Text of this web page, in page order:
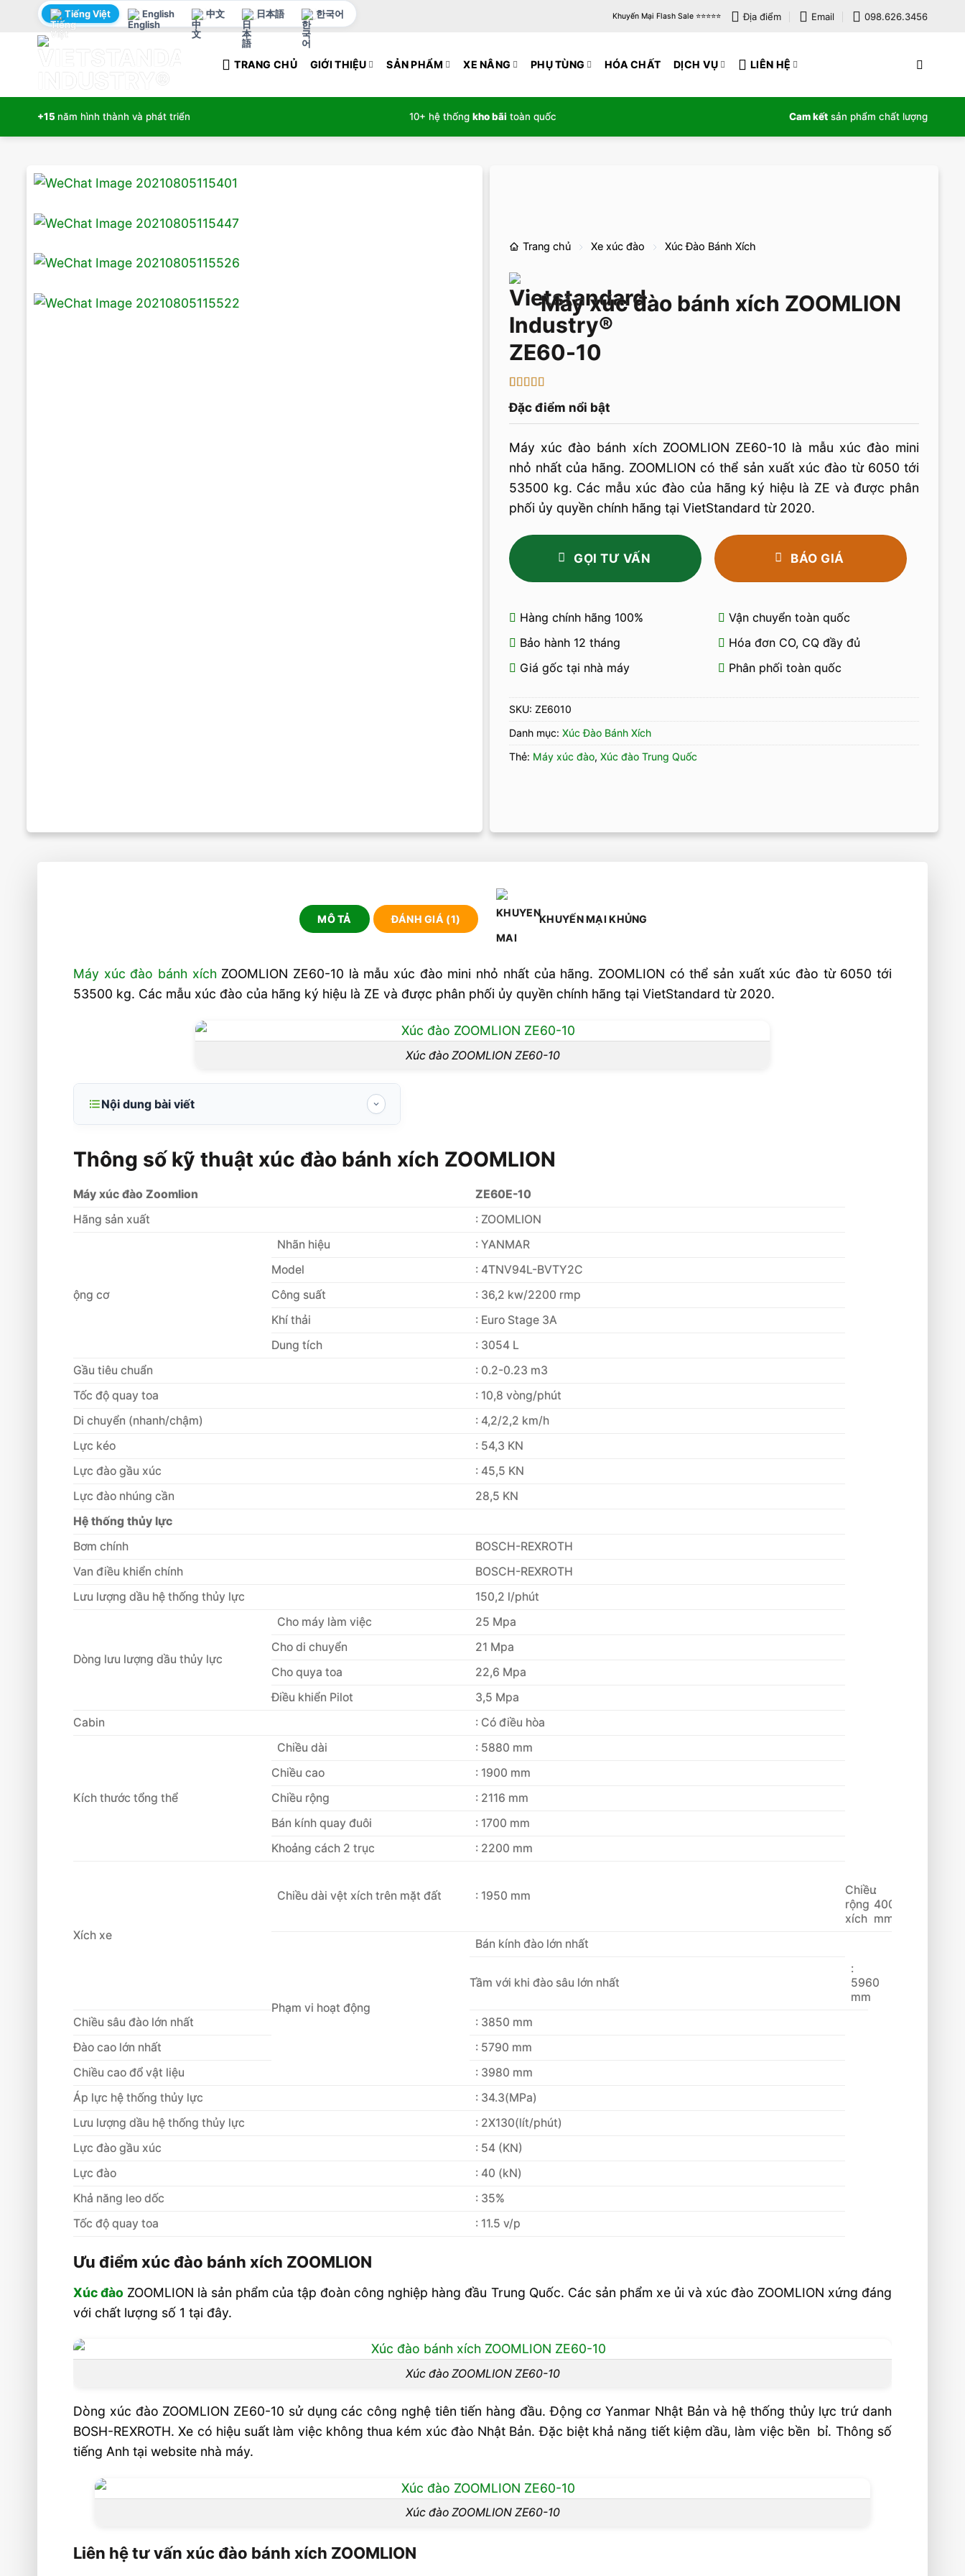
Tiếng Việt English 中文 日本語 한국어 Khuyến Mại Flash Sale ⭐️⭐️⭐️⭐️⭐️ Địa điểm Email 098.626.3456
TRANG CHỦ GIỚI THIỆU SẢN PHẨM XE NÂNG PHỤ TÙNG HÓA CHẤT DỊCH VỤ LIÊN HỆ
+15 năm hình thành và phát triển 10+ hệ thống kho bãi toàn quốc Cam kết sản phẩm chất lượng
Trang chủ Xe xúc đào Xúc Đào Bánh Xích
Máy xúc đào bánh xích ZOOMLION
ZE60-10
trên 5 dựa
trênđánh
giá
Đặc điểm nổi bật
Máy xúc đào bánh xích ZOOMLION ZE60-10 là mẫu xúc đào mini
nhỏ nhất của hãng. ZOOMLION có thể sản xuất xúc đào từ 6050 tới
53500 kg. Các mẫu xúc đào của hãng ký hiệu là ZE và được phân
phối ủy quyền chính hãng tại VietStandard từ 2020.
GỌI TƯ VẤN BÁO GIÁ
Hàng chính hãng 100%
Vận chuyển toàn quốc
Bảo hành 12 tháng
Hóa đơn CO, CQ đầy đủ
Giá gốc tại nhà máy
Phân phối toàn quốc
SKU: ZE6010
Danh mục: Xúc Đào Bánh Xích
Thẻ: Máy xúc đào, Xúc đào Trung Quốc
MÔ TẢ ĐÁNH GIÁ (1) KHUYẾN MẠI KHỦNG
Máy xúc đào bánh xích ZOOMLION ZE60-10 là mẫu xúc đào mini nhỏ nhất của hãng. ZOOMLION có thể sản xuất xúc đào từ 6050 tới
53500 kg. Các mẫu xúc đào của hãng ký hiệu là ZE và được phân phối ủy quyền chính hãng tại VietStandard từ 2020.
Xúc đào ZOOMLION ZE60-10
Nội dung bài viết
Ưu điểm xúc đào bánh xích ZOOMLION
Liên hệ tư vấn xúc đào bánh xích ZOOMLION
Video tham khảo xúc đào bánh xích ZOOMLION
Thông số kỹ thuật xúc đào bánh xích ZOOMLION
Máy xúc đào Zoomlion
ZE60E-10
Hãng sản xuất
: ZOOMLION
ộng cơ
Nhãn hiệu
: YANMAR
Model
: 4TNV94L-BVTY2C
Công suất
: 36,2 kw/2200 rmp
Khí thải
: Euro Stage 3A
Dung tích
: 3054 L
Gầu tiêu chuẩn
: 0.2-0.23 m3
Tốc độ quay toa
: 10,8 vòng/phút
Di chuyển (nhanh/chậm)
: 4,2/2,2 km/h
Lực kéo
: 54,3 KN
Lực đào gầu xúc
: 45,5 KN
Lực đào nhúng cần
28,5 KN
Hệ thống thủy lực
Bơm chính
BOSCH-REXROTH
Van điều khiển chính
BOSCH-REXROTH
Lưu lượng dầu hệ thống thủy lực
150,2 l/phút
Dòng lưu lượng dầu thủy lực
Cho máy làm việc
25 Mpa
Cho di chuyển
21 Mpa
Cho quya toa
22,6 Mpa
Điều khiển Pilot
3,5 Mpa
Cabin
: Có điều hòa
Kích thước tổng thể
Chiều dài
: 5880 mm
Chiều cao
: 1900 mm
Chiều rộng
: 2116 mm
Bán kính quay đuôi
: 1700 mm
Khoảng cách 2 trục
: 2200 mm
Xích xe
Chiều dài vệt xích trên mặt đất : 1950 mm
Chiều
rộng
xích
:
400
mm
Phạm vi hoạt động
Bán kính đào lớn nhất
Tầm với khi đào sâu lớn nhất
:
5960
mm
Chiều sâu đào lớn nhất
: 3850 mm
Đào cao lớn nhất
: 5790 mm
Chiều cao đổ vật liệu
: 3980 mm
Áp lực hệ thống thủy lực
: 34.3(MPa)
Lưu lượng dầu hệ thống thủy lực
: 2X130(lít/phút)
Lực đào gầu xúc
: 54 (KN)
Lực đào
: 40 (kN)
Khả năng leo dốc
: 35%
Tốc độ quay toa
: 11.5 v/p
Ưu điểm xúc đào bánh xích ZOOMLION
Xúc đào ZOOMLION là sản phẩm của tập đoàn công nghiệp hàng đầu Trung Quốc. Các sản phẩm xe ủi và xúc đào ZOOMLION xứng đáng
với chất lượng số 1 tại đây.
Xúc đào ZOOMLION ZE60-10
Dòng xúc đào ZOOMLION ZE60-10 sử dụng các công nghệ tiên tiến hàng đầu. Động cơ Yanmar Nhật Bản và hệ thống thủy lực trứ danh
BOSH-REXROTH. Xe có hiệu suất làm việc không thua kém xúc đào Nhật Bản. Đặc biệt khả năng tiết kiệm dầu, làm việc bền bỉ. Thông số
tiếng Anh tại website nhà máy.
Xúc đào ZOOMLION ZE60-10
Liên hệ tư vấn xúc đào bánh xích ZOOMLION